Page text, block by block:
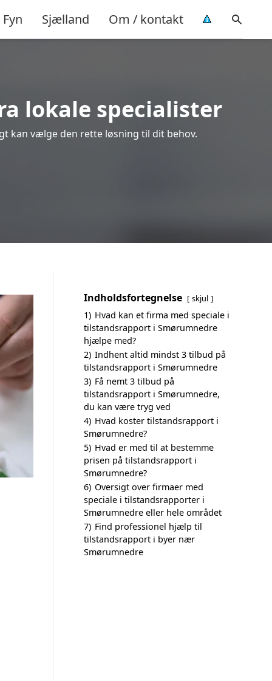
Fyn Sjælland Om / kontakt
lokale specialister
kan vælge den rette løsning til dit behov.
Indholdsfortegnelse skjul
1) Hvad kan et firma med speciale i
tilstandsrapport i Smørumnedre
hjælpe med?
2) Indhent altid mindst 3 tilbud på
tilstandsrapport i Smørumnedre
3) Få nemt 3 tilbud på
tilstandsrapport i Smørumnedre,
du kan være tryg ved
4) Hvad koster tilstandsrapport i
Smørumnedre?
5) Hvad er med til at bestemme
prisen på tilstandsrapport i
Smørumnedre?
6) Oversigt over firmaer med
speciale i tilstandsrapporter i
Smørumnedre eller hele området
7) Find professionel hjælp til
tilstandsrapport i byer nær
Smørumnedre